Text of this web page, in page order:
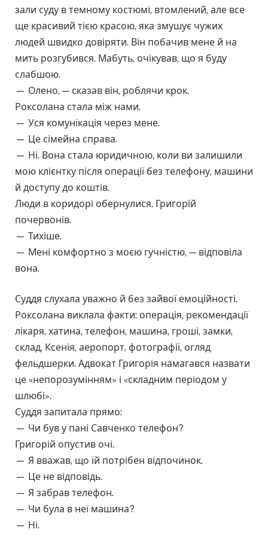
зали суду в темному костюмі, втомлений, але все
ще красивий тією красою, яка змушує чужих
людей швидко довіряти. Він побачив мене й на
мить розгубився. Мабуть, очікував, що я буду
слабшою.
— Олено, — сказав він, роблячи крок.
Роксолана стала між нами.
— Уся комунікація через мене.
— Це сімейна справа.
— Ні. Вона стала юридичною, коли ви залишили
мою клієнтку після операції без телефону, машини
й доступу до коштів.
Люди в коридорі обернулися. Григорій
почервонів.
— Тихіше.
— Мені комфортно з моєю гучністю, — відповіла
вона.
Суддя слухала уважно й без зайвої емоційності.
Роксолана виклала факти: операція, рекомендації
лікаря, хатина, телефон, машина, гроші, замки,
склад, Ксенія, аеропорт, фотографії, огляд
фельдшерки. Адвокат Григорія намагався назвати
це «непорозумінням» і «складним періодом у
шлюбі».
Суддя запитала прямо:
— Чи був у пані Савченко телефон?
Григорій опустив очі.
— Я вважав, що їй потрібен відпочинок.
— Це не відповідь.
— Я забрав телефон.
— Чи була в неї машина?
— Ні.